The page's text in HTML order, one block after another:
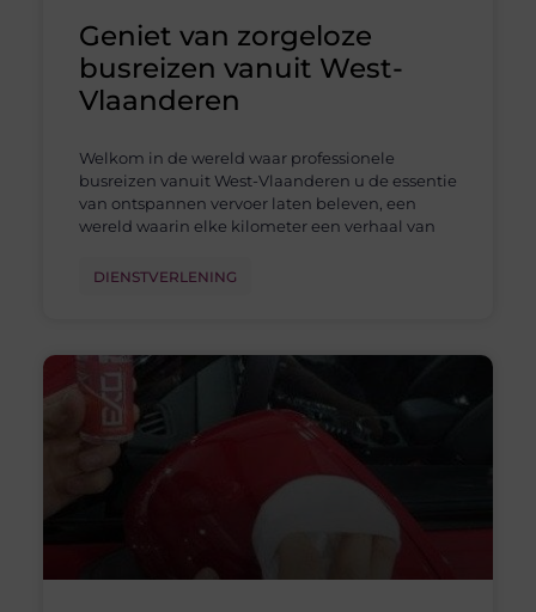
Geniet van zorgeloze
busreizen vanuit West-
Vlaanderen
Welkom in de wereld waar professionele
busreizen vanuit West-Vlaanderen u de essentie
van ontspannen vervoer laten beleven, een
wereld waarin elke kilometer een verhaal van
DIENSTVERLENING